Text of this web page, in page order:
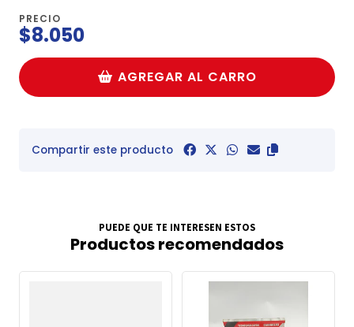
PRECIO
$8.050
AGREGAR AL CARRO
Compartir este producto
PUEDE QUE TE INTERESEN ESTOS
Productos recomendados